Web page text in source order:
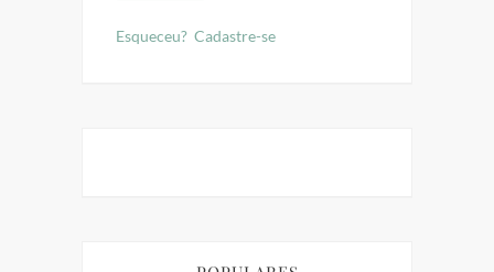
Esqueceu? Cadastre-se